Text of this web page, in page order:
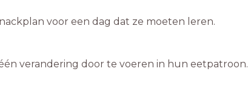
voor een dag dat ze moeten leren.
verandering door te voeren in hun eetpatroon.